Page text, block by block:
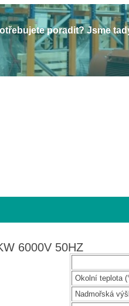
poradit? Jsme
6000V 50HZ
Okolní teplota
Nadmořská